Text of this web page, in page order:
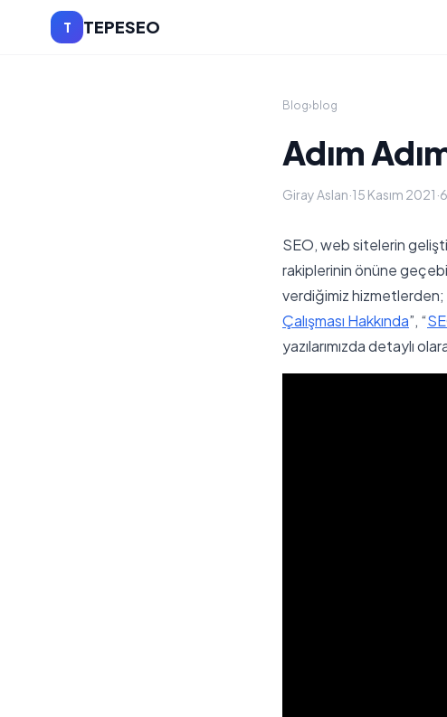
T TEPESEO
Blog› blog
Adım
Giray Aslan·15 Kasım 2021 ·
SEO, web sitelerin
rakiplerinin önüne
verdiğimiz hizmetlerden;
Çalışması Hakkında”, “
yazılarımızda detaylı